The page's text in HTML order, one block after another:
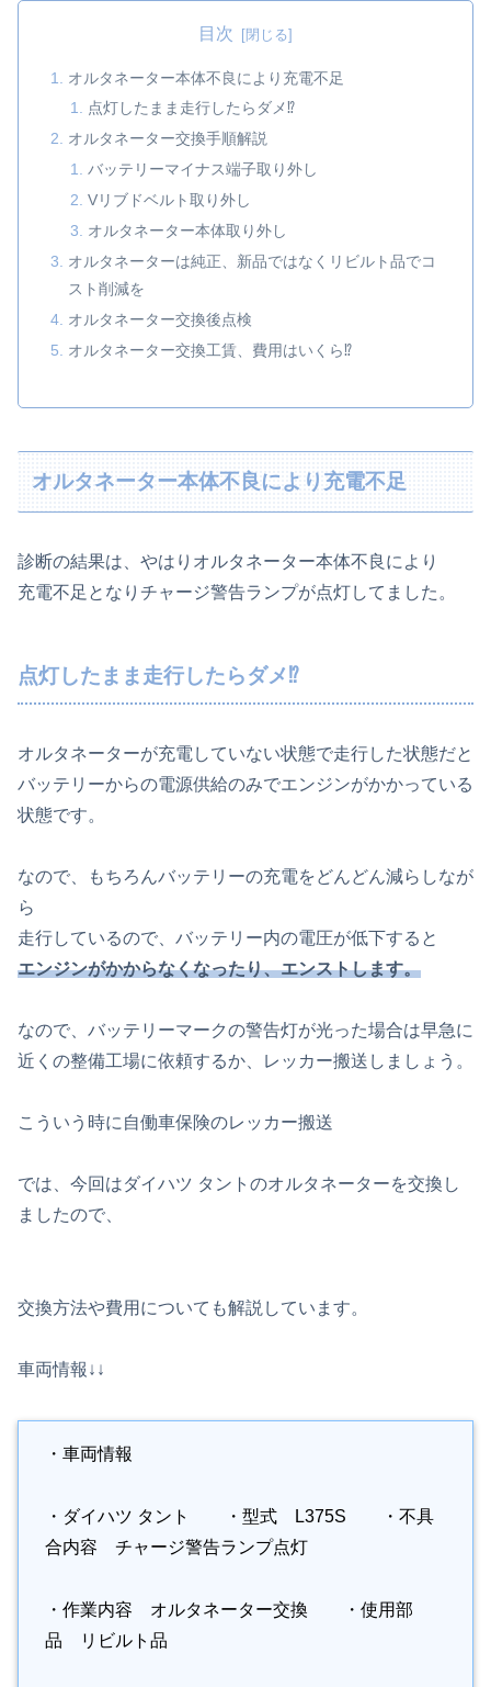
目次
オルタネーター本体不良により充電不足
点灯したまま走行したらダメ⁉
オルタネーター交換手順解説
バッテリーマイナス端子取り外し
Vリブドベルト取り外し
オルタネーター本体取り外し
オルタネーターは純正、新品ではなくリビルト品でコ
スト削減を
オルタネーター交換後点検
オルタネーター交換工賃、費用はいくら⁉
オルタネーター本体不良により充電不足
診断の結果は、やはりオルタネーター本体不良により
充電不足となりチャージ警告ランプが点灯してました。
点灯したまま走行したらダメ⁉
オルタネーターが充電していない状態で走行した状態だと
バッテリーからの電源供給のみでエンジンがかかっている
状態です。
なので、もちろんバッテリーの充電をどんどん減らしなが
ら
走行しているので、バッテリー内の電圧が低下すると
エンジンがかからなくなったり、エンストします。
なので、バッテリーマークの警告灯が光った場合は早急に
近くの整備工場に依頼するか、レッカー搬送しましょう。
こういう時に自働車保険のレッカー搬送
では、今回はダイハツ タントのオルタネーターを交換し
ましたので、
交換方法や費用についても解説しています。
車両情報↓↓
・車両情報
・ダイハツ タント ・型式 L375S ・不具
合内容 チャージ警告ランプ点灯
・作業内容 オルタネーター交換 ・使用部
品 リビルト品